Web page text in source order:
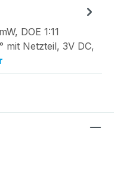
DOE 1:11
mit Netzteil, 3V DC,